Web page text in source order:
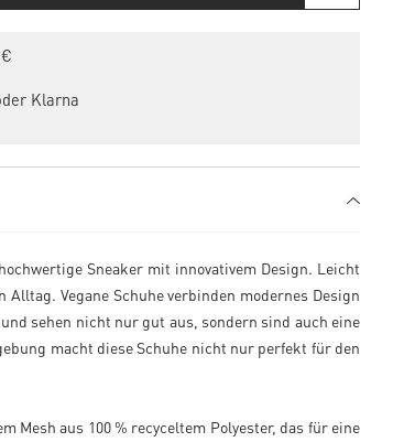
Klarna
Sneaker mit innovativem Design. Leicht
Vegane Schuhe verbinden modernes Design
sehen nicht nur gut aus, sondern sind auch eine
macht diese Schuhe nicht nur perfekt für den
Mesh aus 100 % recyceltem Polyester, das für eine